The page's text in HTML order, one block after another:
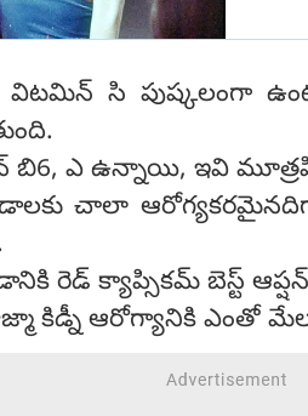
సి పుష్కలంగా
బి6, ఎ ఉన్నాయి, ఇవి
చాలా
రెడ్ క్యాప్సికమ్ బెస్ట్
కిడ్నీ ఆరోగ్యానికి ఎంతో మేలు